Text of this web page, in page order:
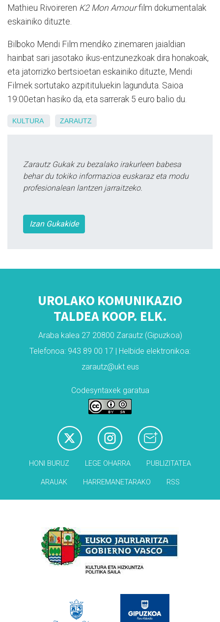
Mathieu Rivoireren K2 Mon Amourfilm dokumentalak
eskainiko dituzte.
Bilboko Mendi Film mendiko zinemaren jaialdian
hainbat sari jasotako ikus-entzunezkoak dira honakoak,
eta jatorrizko bertsioetan eskainiko dituzte, Mendi
Filmek sortutako azpitituluekin lagunduta. Saioa
19:00etan hasiko da, eta sarrerak 5 euro balio du.
KULTURA ZARAUTZ
Zarautz Gukak zu bezalako irakurleen babesa
behar du tokiko informazioa euskaraz eta modu
profesionalean lantzen jarraitzeko.
Izan Gukakide
UROLAKO KOMUNIKAZIO
TALDEA KOOP. ELK.
Araba kalea 27 20800 Zarautz (Gipuzkoa)
Telefonoa: 943 89 00 17 | Helbide elektronikoa:
zarautz@ukt.eus
Codesyntaxek garatua
HONI BURUZ LEGE OHARRA PUBLIZITATEA
ARAUAK HARREMANETARAKO RSS